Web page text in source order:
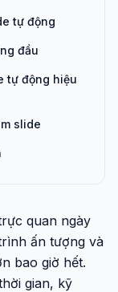
tự động
đầu
tự động hiệu
slide
quan ngày
ấn tượng và
bao giờ hết.
gian, kỹ